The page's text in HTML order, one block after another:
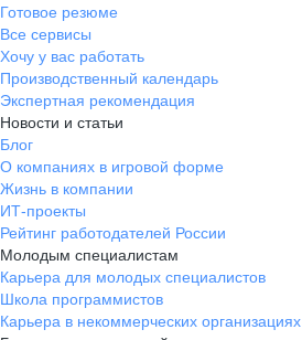
Готовое резюме
Все сервисы
Хочу у вас работать
Производственный календарь
Экспертная рекомендация
Новости и статьи
Блог
О компаниях в игровой форме
Жизнь в компании
ИТ-проекты
Рейтинг работодателей России
Молодым специалистам
Карьера для молодых специалистов
Школа программистов
Карьера в некоммерческих организациях